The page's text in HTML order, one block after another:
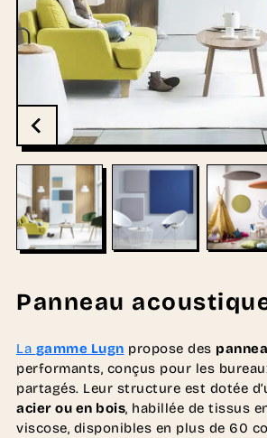
Panneau
La gamme Lugn propose des
performants, conçus pour les
partagés. Leur structure est dotée
acier ou en bois, habillée de tissus
viscose, disponibles en plus de 60